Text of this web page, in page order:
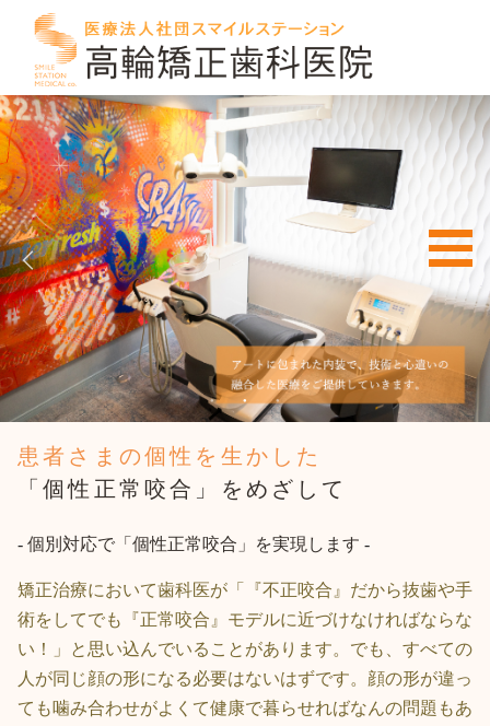
Menu
患者さまの個性を生かした
「個性正常咬合」をめざして
- 個別対応で「個性正常咬合」を実現します -
矯正治療において歯科医が「『不正咬合』だから抜歯や手
術をしてでも『正常咬合』モデルに近づけなければならな
い！」と思い込んでいることがあります。でも、すべての
人が同じ顔の形になる必要はないはずです。顔の形が違っ
ても噛み合わせがよくて健康で暮らせればなんの問題もあ